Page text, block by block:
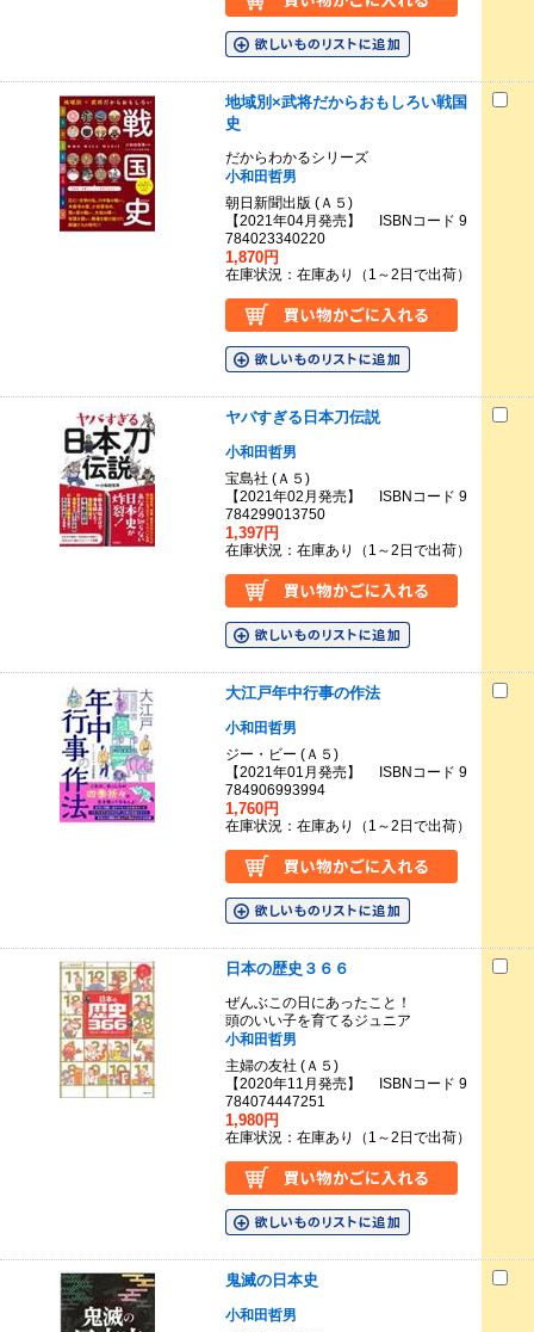
地域別×武将だからおもしろい戦国
史
だからわかるシリーズ
小和田哲男
朝日新聞出版 (Ａ５)
【2021年04月発売】 ISBNコード 9
784023340220
1,870円
在庫状況：在庫あり（1～2日で出荷）
ヤバすぎる日本刀伝説
小和田哲男
宝島社 (Ａ５)
【2021年02月発売】 ISBNコード 9
784299013750
1,397円
在庫状況：在庫あり（1～2日で出荷）
大江戸年中行事の作法
小和田哲男
ジー・ビー (Ａ５)
【2021年01月発売】 ISBNコード 9
784906993994
1,760円
在庫状況：在庫あり（1～2日で出荷）
日本の歴史３６６
ぜんぶこの日にあったこと！
頭のいい子を育てるジュニア
小和田哲男
主婦の友社 (Ａ５)
【2020年11月発売】 ISBNコード 9
784074447251
1,980円
在庫状況：在庫あり（1～2日で出荷）
鬼滅の日本史
小和田哲男